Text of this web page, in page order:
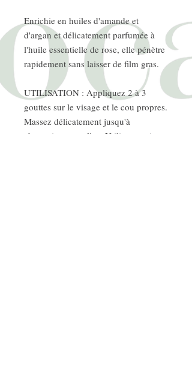
Enrichie en huiles d'amande et
d'argan et délicatement parfumée à
l'huile essentielle de rose, elle pénètre
rapidement sans laisser de film gras.
UTILISATION : Appliquez 2 à 3
gouttes sur le visage et le cou propres.
Massez délicatement jusqu'à
absorption complète. Utilisez matin et